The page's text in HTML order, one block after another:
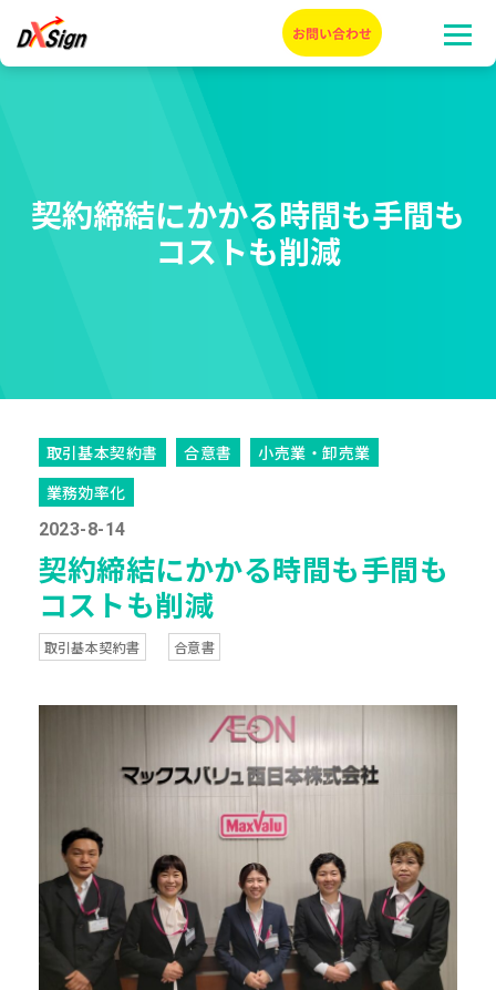
契約締結にかかる時間も手間も
コストも削減
取引基本契約書 合意書
小売業・卸売業
業務効率化
2023-8-14
契約締結にかかる時間も手間も
コストも削減
取引基本契約書 合意書